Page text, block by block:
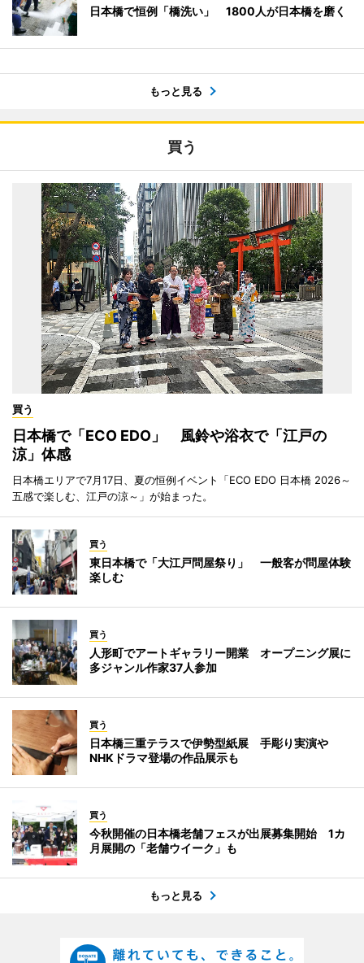
日本橋で恒例「橋洗い」 1800人が日本橋を磨く
もっと見る
買う
買う
日本橋で「ECO EDO」 風鈴や浴衣で「江戸の
涼」体感
日本橋エリアで7月17日、夏の恒例イベント「ECO EDO 日本橋 2026～
五感で楽しむ、江戸の涼～」が始まった。
買う
東日本橋で「大江戸問屋祭り」 一般客が問屋体験
楽しむ
買う
人形町でアートギャラリー開業 オープニング展に
多ジャンル作家37人参加
買う
日本橋三重テラスで伊勢型紙展 手彫り実演や
NHKドラマ登場の作品展示も
買う
今秋開催の日本橋老舗フェスが出展募集開始 1カ
月展開の「老舗ウイーク」も
もっと見る